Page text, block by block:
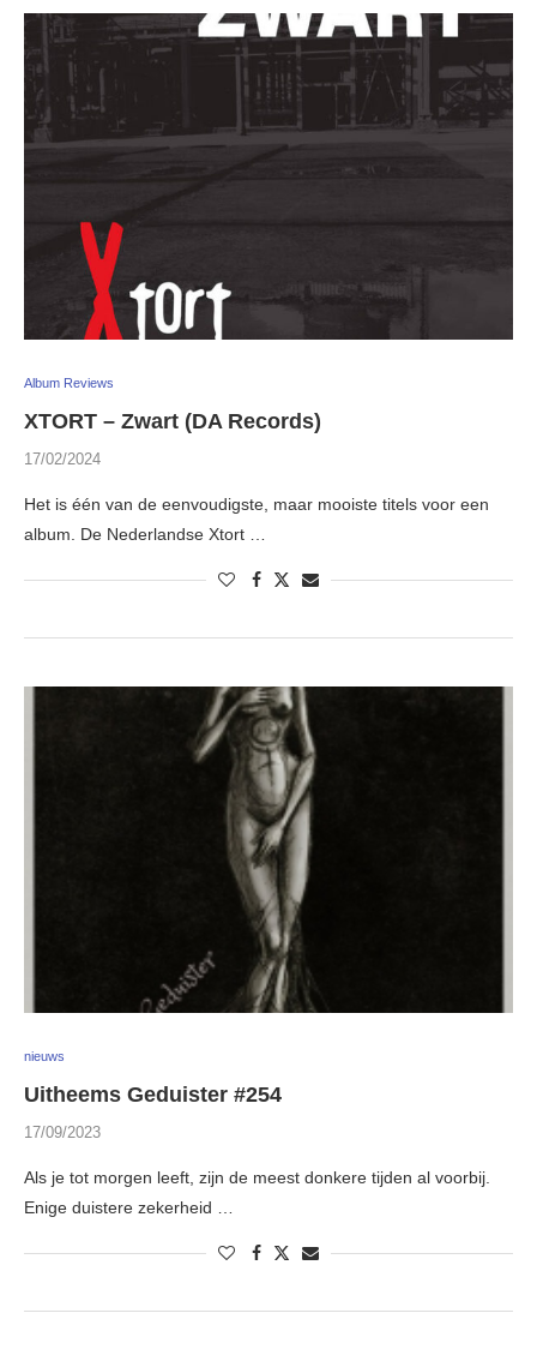
Album Reviews
XTORT – Zwart (DA Records)
17/02/2024
Het is één van de eenvoudigste, maar mooiste titels voor een
album. De Nederlandse Xtort …
nieuws
Uitheems Geduister #254
17/09/2023
Als je tot morgen leeft, zijn de meest donkere tijden al voorbij.
Enige duistere zekerheid …